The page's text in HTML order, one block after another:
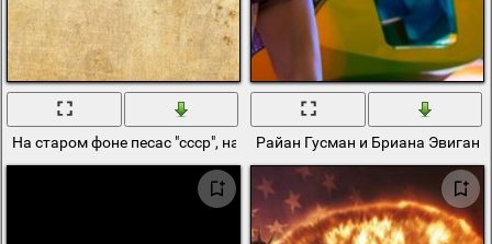
На старом фоне песас "ссср", надпись "made in ussr "
Райан Гусман и Бриана Эвиган